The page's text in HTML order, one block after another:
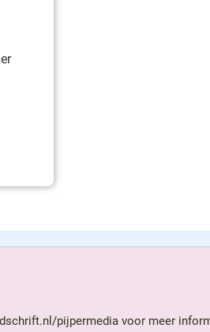
pijpermedia voor meer